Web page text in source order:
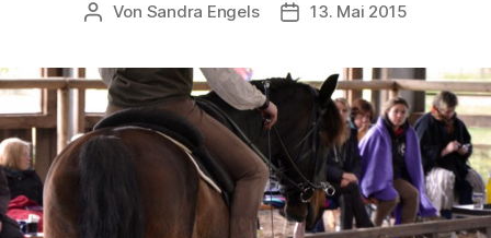
Beitragsautor
Von Sandra Engels Beitragsdatum
13. Mai 2015